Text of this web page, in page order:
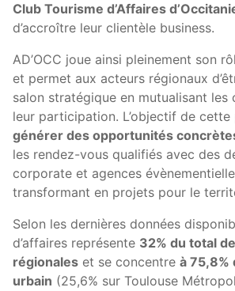
Club Tourisme d’Affaires
d’accroître leur clientèle business.
AD’OCC joue ainsi pleinement son
et permet aux acteurs régionaux
salon stratégique en mutualisant les
leur participation. L’objectif de cette
générer des opportunités
les rendez-vous qualifiés avec des
corporate et agences
transformant en projets pour le
Selon les dernières données
d’affaires représente 32% du total
régionales et se concentre à 75,8%
urbain (25,6% sur Toulouse